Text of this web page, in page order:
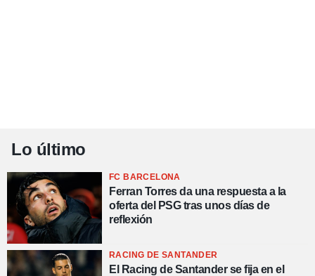
Lo último
FC BARCELONA
Ferran Torres da una respuesta a la
oferta del PSG tras unos días de
reflexión
RACING DE SANTANDER
El Racing de Santander se fija en el